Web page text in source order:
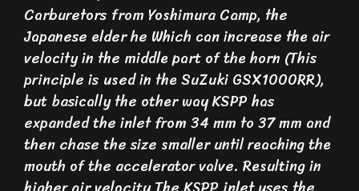
Carburetors from Yoshimura Camp, the
Japanese elder he Which can increase the air
velocity in the middle part of the horn (This
principle is used in the SuZuki GSX1000RR),
but basically the other way KSPP has
expanded the inlet from 34 mm to 37 mm and
then chase the size smaller until reaching the
mouth of the accelerator valve. Resulting in